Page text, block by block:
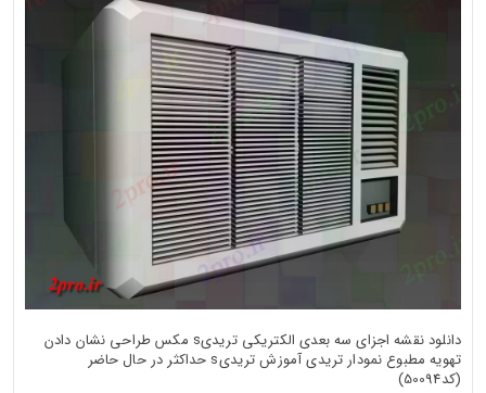
دانلود نقشه اجزای سه بعدی الکتریکی تریدیs مکس طراحی نشان دادن
تهویه مطبوع نمودار تریدی آموزش تریدیs حداکثر در حال حاضر
(کد50094)